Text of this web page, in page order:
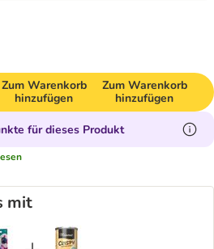
Zum Warenkorb
hinzufügen
Zum Warenkorb
hinzufügen
für dieses Produkt
mit